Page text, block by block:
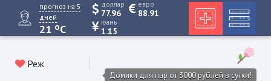
прогноз на 5
дней
21 oC
доллар
77.96
евро
88.91
юань
1.15
Реж
Домики для пар от 3000 рублей в сутки!